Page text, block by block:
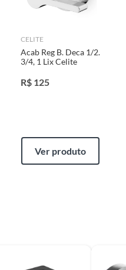
CELITE
Acab Reg B. Deca 1/2.
3/4, 1 Lix Celite
R$ 125
Ver produto